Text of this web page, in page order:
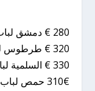
280 € دمشق لباب المنزل عبر بيروت VIP🤩
320 € طرطوس لباب المنزل عبر بيروت VIP🤩
330 € السلمية لباب المنزل عبر بيروت VIP🤩
310€ حمص لباب المنزل عبر بيروت VIP🤩